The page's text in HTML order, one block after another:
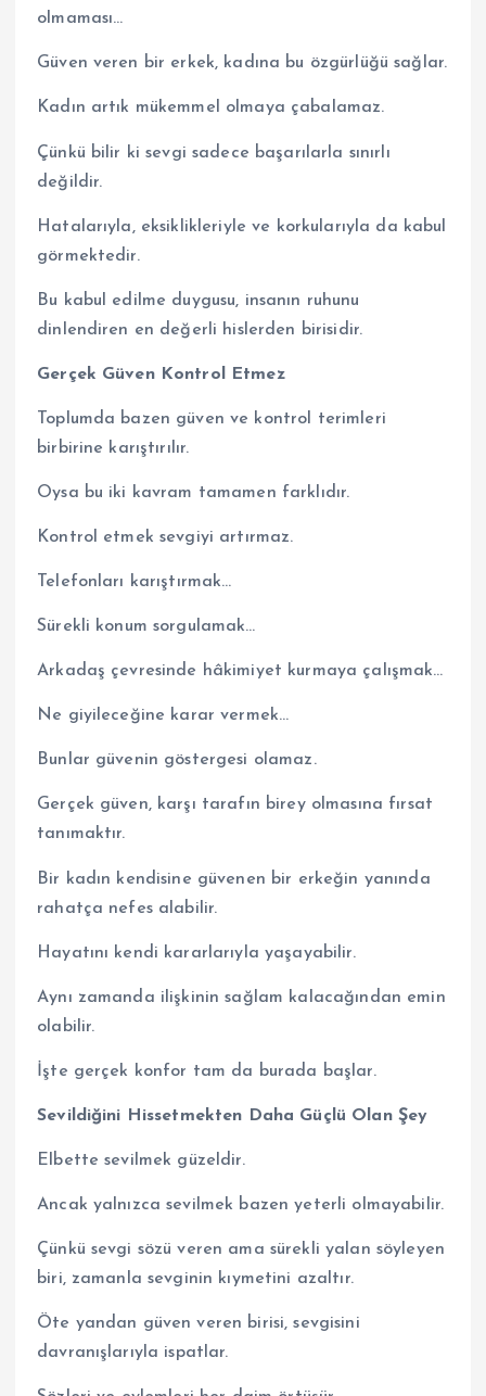
olmaması…
Güven veren bir erkek, kadına bu özgürlüğü sağlar.
Kadın artık mükemmel olmaya çabalamaz.
Çünkü bilir ki sevgi sadece başarılarla sınırlı
değildir.
Hatalarıyla, eksiklikleriyle ve korkularıyla da kabul
görmektedir.
Bu kabul edilme duygusu, insanın ruhunu
dinlendiren en değerli hislerden birisidir.
Gerçek Güven Kontrol Etmez
Toplumda bazen güven ve kontrol terimleri
birbirine karıştırılır.
Oysa bu iki kavram tamamen farklıdır.
Kontrol etmek sevgiyi artırmaz.
Telefonları karıştırmak…
Sürekli konum sorgulamak…
Arkadaş çevresinde hâkimiyet kurmaya çalışmak…
Ne giyileceğine karar vermek…
Bunlar güvenin göstergesi olamaz.
Gerçek güven, karşı tarafın birey olmasına fırsat
tanımaktır.
Bir kadın kendisine güvenen bir erkeğin yanında
rahatça nefes alabilir.
Hayatını kendi kararlarıyla yaşayabilir.
Aynı zamanda ilişkinin sağlam kalacağından emin
olabilir.
İşte gerçek konfor tam da burada başlar.
Sevildiğini Hissetmekten Daha Güçlü Olan Şey
Elbette sevilmek güzeldir.
Ancak yalnızca sevilmek bazen yeterli olmayabilir.
Çünkü sevgi sözü veren ama sürekli yalan söyleyen
biri, zamanla sevginin kıymetini azaltır.
Öte yandan güven veren birisi, sevgisini
davranışlarıyla ispatlar.